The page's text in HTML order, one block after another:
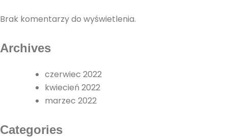
Brak komentarzy do wyświetlenia.
Archives
czerwiec 2022
kwiecień 2022
marzec 2022
Categories